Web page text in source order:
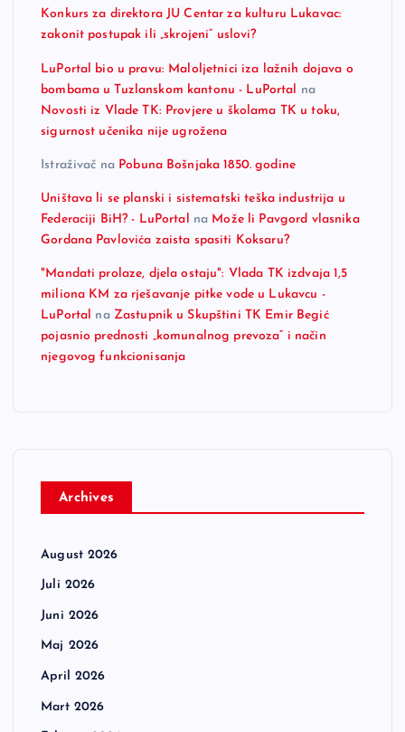
Konkurs za direktora JU Centar za kulturu Lukavac:
zakonit postupak ili „skrojeni“ uslovi?
LuPortal bio u pravu: Maloljetnici iza lažnih dojava o
bombama u Tuzlanskom kantonu - LuPortal
na
Novosti iz Vlade TK: Provjere u školama TK u toku,
sigurnost učenika nije ugrožena
Istraživač na Pobuna Bošnjaka 1850. godine
Uništava li se planski i sistematski teška industrija u
Federaciji BiH? - LuPortal
na Može li Pavgord vlasnika
Gordana Pavlovića zaista spasiti Koksaru?
"Mandati prolaze, djela ostaju": Vlada TK izdvaja 1,5
miliona KM za rješavanje pitke vode u Lukavcu -
LuPortal na Zastupnik u Skupštini TK Emir Begić
pojasnio prednosti „komunalnog prevoza“ i način
njegovog funkcionisanja
Archives
August 2026
Juli 2026
Juni 2026
Maj 2026
April 2026
Mart 2026